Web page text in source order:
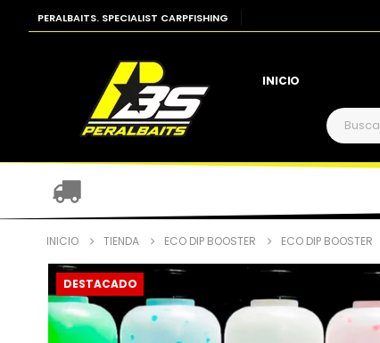
PERALBAITS. SPECIALIST CARPFISHING
INICIO
INICIO TIENDA ECO DIP BOOSTER ECO DIP BOOSTER
DESTACADO